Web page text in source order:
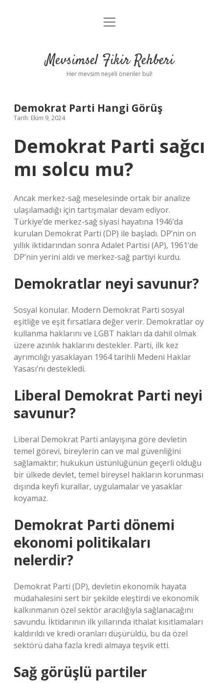
Anasayfa
Yasal Uyarı
menüyü
Mevsimsel Fikir Rehberi
Her mevsim neşeli öneriler bul!
Demokrat Parti Hangi Görüş
Tarih: Ekim 9, 2024
Demokrat Parti sağcı
mı solcu mu?
Ancak merkez-sağ meselesinde ortak bir analize
ulaşılamadığı için tartışmalar devam ediyor.
Türkiye’de merkez-sağ siyasi hayatına 1946’da
kurulan Demokrat Parti (DP) ile başladı. DP’nin on
yıllık iktidarından sonra Adalet Partisi (AP), 1961’de
DP’nin yerini aldı ve merkez-sağ partiyi kurdu.
Demokratlar neyi savunur?
Sosyal konular. Modern Demokrat Parti sosyal
eşitliğe ve eşit fırsatlara değer verir. Demokratlar oy
kullanma haklarını ve LGBT hakları da dahil olmak
üzere azınlık haklarını destekler. Parti, ilk kez
ayrımcılığı yasaklayan 1964 tarihli Medeni Haklar
Yasası’nı destekledi.
Liberal Demokrat Parti neyi
savunur?
Liberal Demokrat Parti anlayışına göre devletin
temel görevi, bireylerin can ve mal güvenliğini
sağlamaktır; hukukun üstünlüğünün geçerli olduğu
bir ülkede devlet, temel bireysel hakların korunması
dışında keyfi kurallar, uygulamalar ve yasaklar
koyamaz.
Demokrat Parti dönemi
ekonomi politikaları
nelerdir?
Demokrat Parti (DP), devletin ekonomik hayata
müdahalesini sert bir şekilde eleştirdi ve ekonomik
kalkınmanın özel sektör aracılığıyla sağlanacağını
savundu. İktidarının ilk yıllarında ithalat kısıtlamaları
kaldırıldı ve kredi oranları düşürüldü, bu da özel
sektörü daha fazla kredi almaya teşvik etti.
Sağ görüşlü partiler